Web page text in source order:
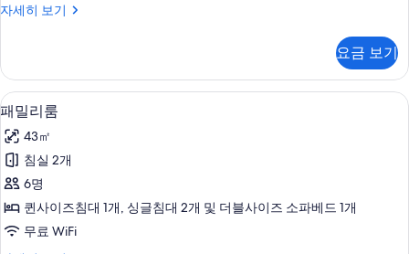
보
자세히 보기
쿼
세
히
보
기
요금 보기
패
밀
리
룸
사
진
패밀리룸 | 고급 침구, 객실 내 금고, 책
7
패밀리룸
43㎡
침실 2개
6명
퀸사이즈침대 1개, 싱글침대 2개 및 더블사이즈 소파베드 1개
무료 WiFi